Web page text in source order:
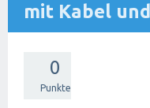
mit Kabel
0
Punkte